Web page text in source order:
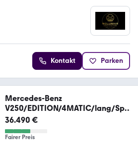
Kontakt Parken
Mercedes-Benz
V250/EDITION/4MATIC/lang/Spo
rtpaket/LED/Navi/AHK
36.490 €
Fairer Preis